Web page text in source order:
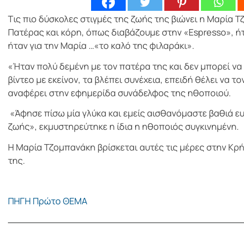
Tις πιο δύσκολες στιγμές της ζωής της βιώνει η Μαρία
Πατέρας και κόρη, όπως διαβάζουμε στην «Espresso»,
ήταν για την Μαρία …«το καλό της φιλαράκι».
«Ήταν πολύ δεμένη με τον πατέρα της και δεν μπορεί
βίντεο με εκείνον, τα βλέπει συνέχεια, επειδή θέλει να
αναφέρει στην εφημερίδα συνάδελφος της ηθοποιού.
«Άφησε πίσω μία γλύκα και εμείς αισθανόμαστε βαθιά
ζωής», εκμυστηρεύτηκε η ίδια η ηθοποιός συγκινημένη.
Η Μαρία Τζομπανάκη βρίσκεται αυτές τις μέρες στην
της.
ΠΗΓΗ Πρώτο ΘΕΜΑ